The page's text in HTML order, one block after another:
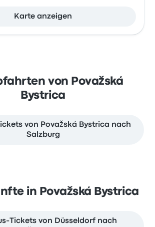
Karte anzeigen
von Považská
Bystrica
von Považská Bystrica nach
Salzburg
in Považská Bystrica
Tickets von Düsseldorf nach